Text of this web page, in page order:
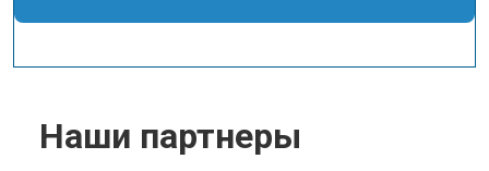
Наши партнеры